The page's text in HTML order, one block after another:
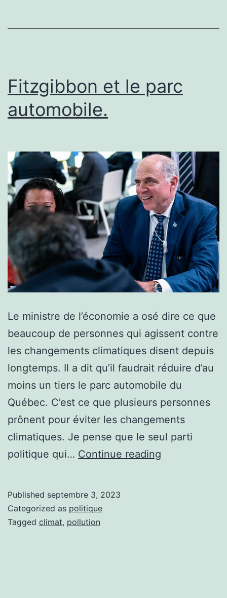
Fitzgibbon et le parc
automobile.
Le ministre de l’économie a osé dire ce que
beaucoup de personnes qui agissent contre
les changements climatiques disent depuis
longtemps. Il a dit qu’il faudrait réduire d’au
moins un tiers le parc automobile du
Québec. C’est ce que plusieurs personnes
prônent pour éviter les changements
climatiques. Je pense que le seul parti
politique qui… Continue reading
Published septembre 3, 2023
Categorized as politique
Tagged climat, pollution